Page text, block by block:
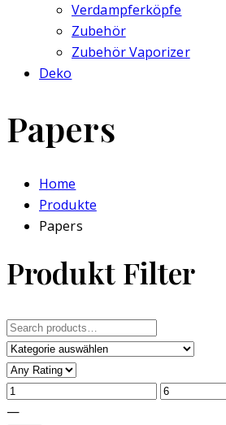
Verdampferköpfe
Zubehör
Zubehör Vaporizer
Deko
Papers
Home
Produkte
Papers
Produkt Filter
Search
for:
—